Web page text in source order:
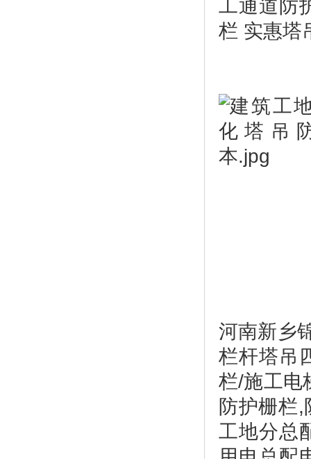
工通道防
河南新乡
栏杆塔吊
栏/施工电
防护栅栏
工地分总